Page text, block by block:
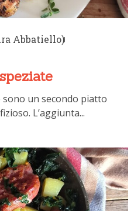
Abbatiello)
Febbraio 3,
un secondo piatto
L’aggiunta...